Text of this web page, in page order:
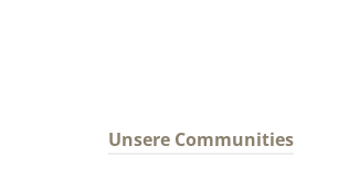
Unsere Communities